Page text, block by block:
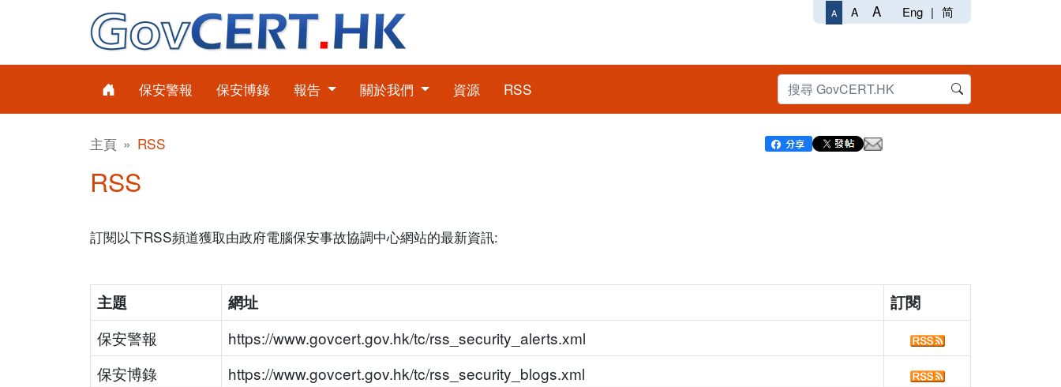
A A A Eng | 简
保安警報 保安博錄 報告 關於我們 資源 RSS
主頁 RSS
RSS
訂閱以下RSS頻道獲取由政府電腦保安事故協調中心網站的最新資訊:
主題 網址
訂閱
保安警報
https://www.govcert.gov.hk/tc/rss_security_alerts.xml
保安博錄
https://www.govcert.gov.hk/tc/rss_security_blogs.xml